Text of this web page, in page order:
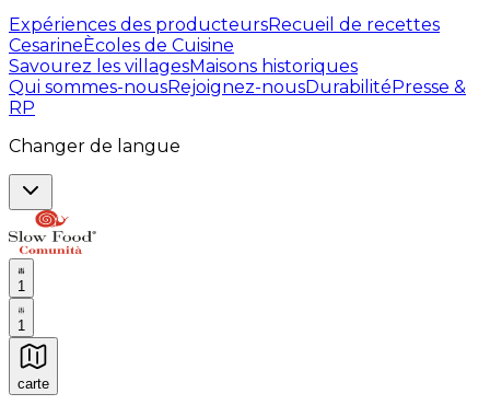
Expériences des producteursRecueil de recettes
CesarineÈcoles de Cuisine
Savourez les villagesMaisons historiques
Qui sommes-nousRejoignez-nousDurabilitéPresse &
RP
Changer de langue
1
1
carte